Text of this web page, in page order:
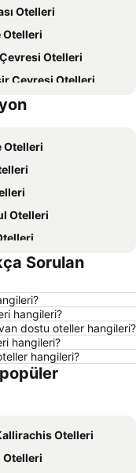
Otelleri
Otelleri
Otelleri
Çevresi Otelleri
Otelleri
Otelleri
Otelleri
Otelleri
Otelleri
Otelleri
Çevresi Otelleri
Otelleri
Sorulan
hangileri?
dostu oteller hangileri?
hangileri?
hangileri?
Otelleri
Otelleri